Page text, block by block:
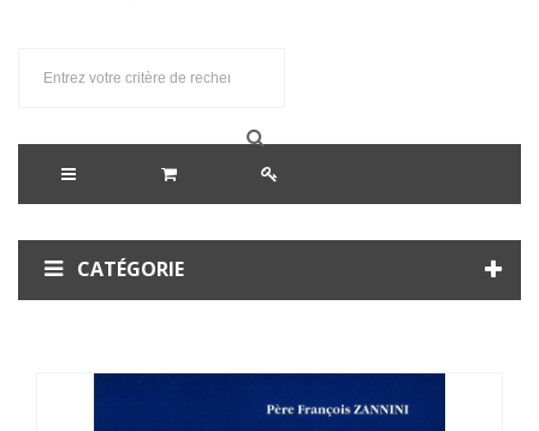
CATÉGORIE